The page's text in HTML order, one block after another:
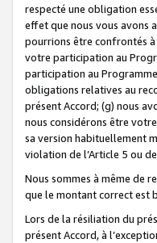
respecté une obligation
effet que nous vous avons
pourrions être confrontés
votre participation au
participation au
obligations relatives au
présent Accord; (g) nous
nous considérons être
sa version habituellement
violation de l’Article 5 ou
Nous sommes à même de
que le montant correct est
Lors de la résiliation du
présent Accord, à